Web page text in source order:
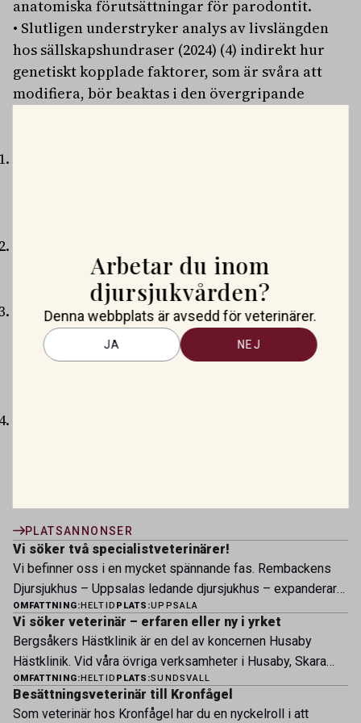
anatomiska förutsättningar för parodontit.
• Slutligen understryker analys av livslängden
hos sällskapshundraser (2024) (4) indirekt hur
genetiskt kopplade faktorer, som är svåra att
modifiera, bör beaktas i den övergripande
correlated changes in the canine oral
microbiome.Front Microbiol.2024;15:1426691.
Wallis C, Ivanova A, Holcombe LJ. Persistent
deciduous teeth: Association of prevalence with
breed, breed size and body weight in pure-bred
PLATSANNONSER
Vi söker två specialistveterinärer!
Vi befinner oss i en mycket spännande fas. Rembackens
Djursjukhus – Uppsalas ledande djursjukhus – expanderar
nu sin specialistverksamhet och söker legitimerade
veterinärer med specialistkompetens som vill vara med
och forma vårt nästa kapitel. Hos oss möter du ett
engagerat team, moderna faciliteter och verkliga
möjligheter att bedriva avancerad djursjukvård. Vad vi
erbjuder Särskilt meriterande: […]
OMFATTNING:HELTID PLATS:UPPSALA
Vi söker veterinär – erfaren eller ny i yrket
Bergsåkers Hästklinik är en del av koncernen Husaby
Hästklinik. Vid våra övriga verksamheter i Husaby, Skara
och Bjertorp jobbar idag ett 60-tal medarbetare. Om kliniken
Bergsåkers Hästklinik bedriver veterinärverksamhet i en
OMFATTNING:HELTID PLATS:SUNDSVALL
Besättningsveterinär till Kronfågel
Som veterinär hos Kronfågel har du en nyckelroll i att
Arbetar du inom
djursjukvården?
Denna webbplats är avsedd för veterinärer.
JA NEJ